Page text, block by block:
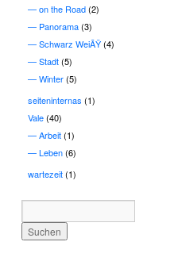
on the Road(2)
Panorama(3)
Schwarz WeiÃŸ(4)
Stadt(5)
Winter(5)
seiteninternas (1)
Vale(40)
Arbeit(1)
Leben(6)
wartezeit(1)